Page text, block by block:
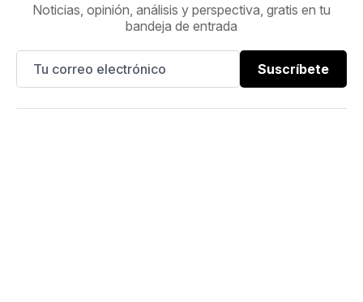
Noticias, opinión, análisis y perspectiva, gratis en tu
bandeja de entrada
Suscríbete